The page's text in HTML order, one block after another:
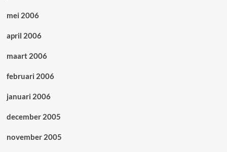
mei 2006
april 2006
maart 2006
februari 2006
januari 2006
december 2005
november 2005